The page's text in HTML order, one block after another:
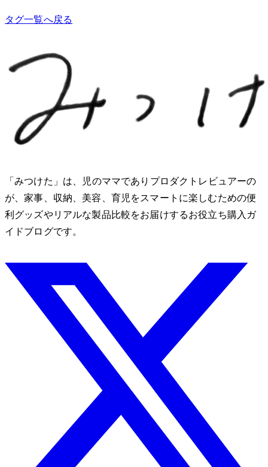
タグ一覧へ戻る
「みつけた」は、2児のママでありプロダクトレビュアーのMio
が、家事、収納、美容、育児をスマートに楽しむための便
利グッズやリアルな製品比較をお届けするお役立ち購入ガ
イドブログです。